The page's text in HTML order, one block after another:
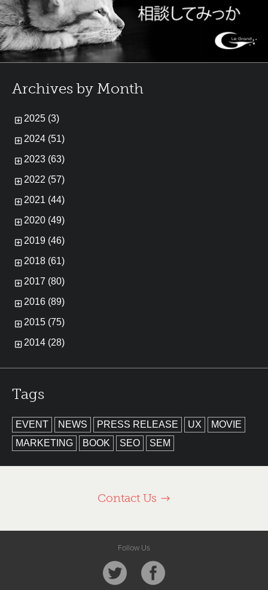
Archives by Month
2025 (3)
2024 (51)
2023 (63)
2022 (57)
2021 (44)
2020 (49)
2019 (46)
2018 (61)
2017 (80)
2016 (89)
2015 (75)
2014 (28)
Tags
EVENT NEWS PRESS RELEASE UX
MOVIE
MARKETING
BOOK SEO SEM
Contact Us
Follow Us